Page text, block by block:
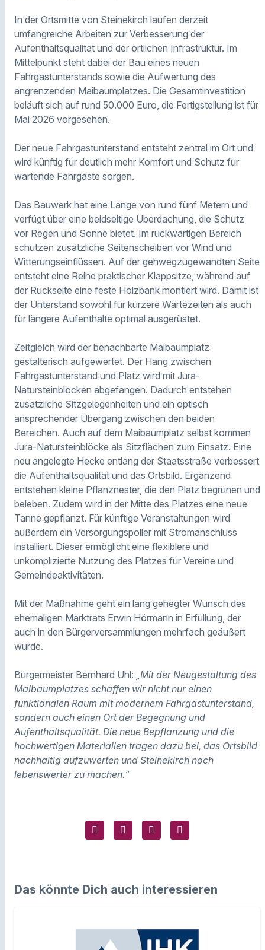
In der Ortsmitte von Steinekirch laufen derzeit
umfangreiche Arbeiten zur Verbesserung der
Aufenthaltsqualität und der örtlichen Infrastruktur. Im
Mittelpunkt steht dabei der Bau eines neuen
Fahrgastunterstands sowie die Aufwertung des
angrenzenden Maibaumplatzes. Die Gesamtinvestition
beläuft sich auf rund 50.000 Euro, die Fertigstellung ist für
Mai 2026 vorgesehen.
Der neue Fahrgastunterstand entsteht zentral im Ort und
wird künftig für deutlich mehr Komfort und Schutz für
wartende Fahrgäste sorgen.
Das Bauwerk hat eine Länge von rund fünf Metern und
verfügt über eine beidseitige Überdachung, die Schutz
vor Regen und Sonne bietet. Im rückwärtigen Bereich
schützen zusätzliche Seitenscheiben vor Wind und
Witterungseinflüssen. Auf der gehwegzugewandten Seite
entsteht eine Reihe praktischer Klappsitze, während auf
der Rückseite eine feste Holzbank montiert wird. Damit ist
der Unterstand sowohl für kürzere Wartezeiten als auch
für längere Aufenthalte optimal ausgerüstet.
Zeitgleich wird der benachbarte Maibaumplatz
gestalterisch aufgewertet. Der Hang zwischen
Fahrgastunterstand und Platz wird mit Jura-
Natursteinblöcken abgefangen. Dadurch entstehen
zusätzliche Sitzgelegenheiten und ein optisch
ansprechender Übergang zwischen den beiden
Bereichen. Auch auf dem Maibaumplatz selbst kommen
Jura-Natursteinblöcke als Sitzflächen zum Einsatz. Eine
neu angelegte Hecke entlang der Staatsstraße verbessert
die Aufenthaltsqualität und das Ortsbild. Ergänzend
entstehen kleine Pflanznester, die den Platz begrünen und
beleben. Zudem wird in der Mitte des Platzes eine neue
Tanne gepflanzt. Für künftige Veranstaltungen wird
außerdem ein Versorgungspoller mit Stromanschluss
installiert. Dieser ermöglicht eine flexiblere und
unkomplizierte Nutzung des Platzes für Vereine und
Gemeindeaktivitäten.
Mit der Maßnahme geht ein lang gehegter Wunsch des
ehemaligen Marktrats Erwin Hörmann in Erfüllung, der
auch in den Bürgerversammlungen mehrfach geäußert
wurde.
Bürgermeister Bernhard Uhl: „Mit der Neugestaltung des
Maibaumplatzes schaffen wir nicht nur einen
funktionalen Raum mit modernem Fahrgastunterstand,
sondern auch einen Ort der Begegnung und
Aufenthaltsqualität. Die neue Bepflanzung und die
hochwertigen Materialien tragen dazu bei, das Ortsbild
nachhaltig aufzuwerten und Steinekirch noch
lebenswerter zu machen.“
Das könnte Dich auch interessieren